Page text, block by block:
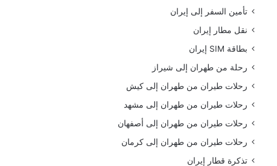
تأمين السفر إلى إيران
نقل مطار إيران
بطاقة SIM إيران
رحلة من طهران إلى شيراز
رحلات طيران من طهران إلى كيش
رحلات طيران من طهران إلى مشهد
رحلات طيران من طهران إلى أصفهان
رحلات طيران من طهران إلى كرمان
تذكرة قطار إيران